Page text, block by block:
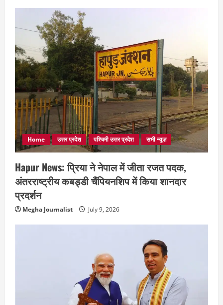
Home उत्तर प्रदेश पश्चिमी उत्तर प्रदेश सभी न्यूज़
Hapur News: प्रिया ने नेपाल में जीता रजत पदक,
अंतरराष्ट्रीय कबड्डी चैंपियनशिप में किया शानदार
प्रदर्शन
Megha Journalist July 9, 2026